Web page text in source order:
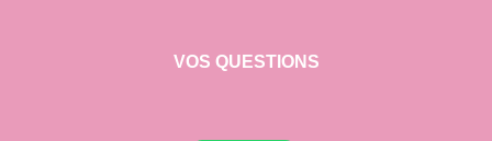
VOS QUESTIONS